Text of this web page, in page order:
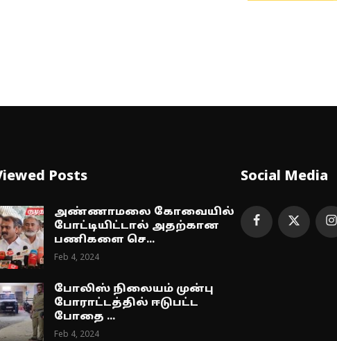
Posts
அண்ணாமலை கோவையில்
போட்டியிட்டால் அதற்கான
பணிகளை செ...
Feb 4, 2024
போலிஸ் நிலையம் முன்பு
போராட்டத்தில் ஈடுபட்ட
போதை ...
Feb 4, 2024
Social Media